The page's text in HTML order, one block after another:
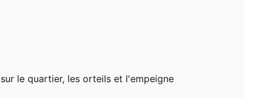
le quartier, les orteils et l'empeigne